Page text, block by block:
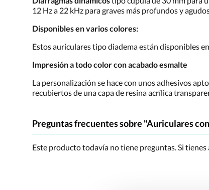
12 Hz a 22 kHz para graves más profundos y
Disponibles en varios colores:
Estos auriculares tipo diadema están disponibles
Impresión a todo color con acabado esmalte
La personalización se hace con unos adhesivos
recubiertos de una capa de resina acrílica
Preguntas frecuentes sobre "Auriculares
Este producto todavía no tiene preguntas. Si